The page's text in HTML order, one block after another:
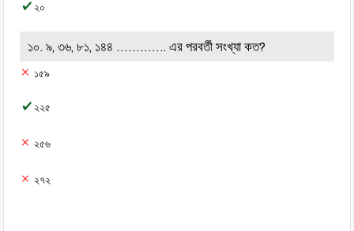
২০
১০. ৯, ৩৬, ৮১, ১৪৪ …………. এর পরবর্তী সংখ্যা কত?
১৫৯
২২৫
২৫৬
২৭২